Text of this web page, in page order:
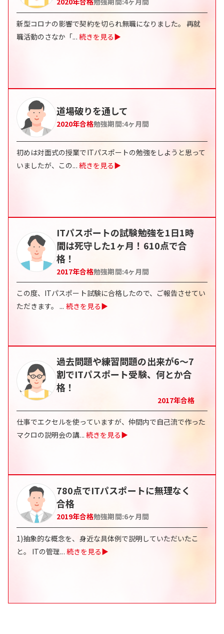
新型コロナの影響で契約を切られ無職になりました。 再就
職活動のさなか「... 続きを見る▶
道場破りを通して
2020年合格勉強期間:4ヶ月間
初めは対面式の授業でITパスポートの勉強をしようと思って
いましたが、この... 続きを見る▶
ITパスポートの試験勉強を1日1時
間は死守した1ヶ月！610点で合
格！
2017年合格勉強期間:4ヶ月間
この度、ITパスポート試験に合格したので、ご報告させてい
ただきます。 ... 続きを見る▶
過去問題や練習問題の出来が6～7
割でITパスポート受験、何とか合
格！
2017年合格
仕事でエクセルを使っていますが、仲間内で自己流で作った
マクロの説明会の講... 続きを見る▶
780点でITパスポートに無理なく
合格
2019年合格勉強期間:6ヶ月間
1)抽象的な概念を、身近な具体例で説明していただいたこ
と。 ITの管理... 続きを見る▶